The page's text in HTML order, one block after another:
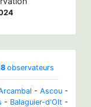
observateurs
- Ascou -
- Balaguier-d'Olt -